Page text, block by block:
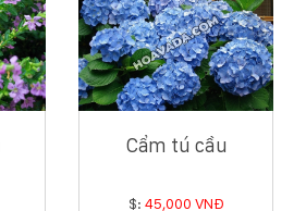
Cẩm tú cầu
$: 45,000 VNĐ